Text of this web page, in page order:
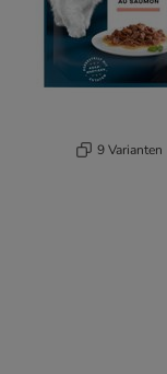
9 Varianten